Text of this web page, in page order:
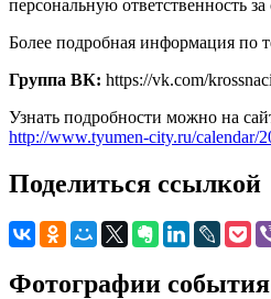
персональную ответственность за
Более подробная информация по
Группа ВК: https://vk.com/
Узнать подробности можно на
http://www.tyumen-city.ru/calendar/
Поделиться ссылкой
Фотографии события